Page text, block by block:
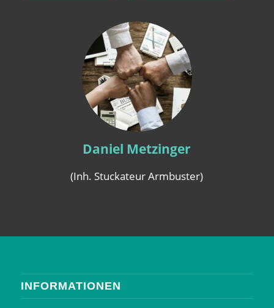
Daniel Metzinger
(Inh. Stuckateur Armbuster)
INFORMATIONEN